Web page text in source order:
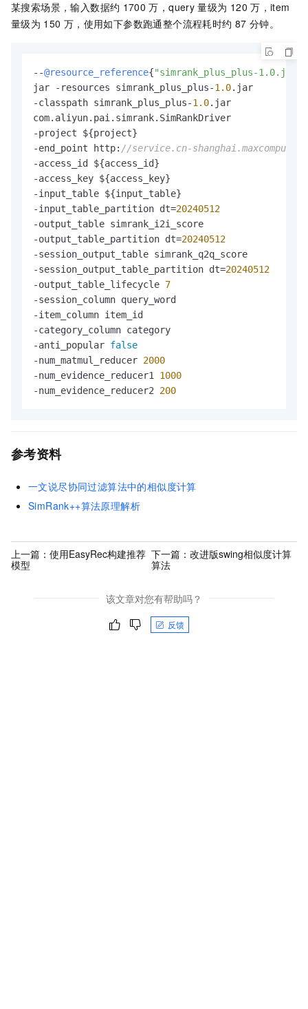
某搜索场景，输入数据约 1700 万，query 量级为 120 万，item
量级为 150 万，使用如下参数跑通整个流程耗时约 87 分钟。
--@resource_reference{"simrank_plus_plus-1.0.jar"
jar -resources simrank_plus_plus-1.0.jar
-classpath simrank_plus_plus-1.0.jar
com.aliyun.pai.simrank.SimRankDriver
-project ${project}
-end_point http: //service.cn-
-access_id ${access_id}
-access_key ${access_key}
-input_table ${input_table}
-input_table_partition dt=20240512
-output_table simrank_i2i_score
-output_table_partition dt=20240512
-session_output_table simrank_q2q_score
-session_output_table_partition dt=20240512
-output_table_lifecycle 7
-session_column query_word
-item_column item_id
-category_column category
-anti_popular false
-num_matmul_reducer 2000
-num_evidence_reducer1 1000
-num_evidence_reducer2 200
参考资料
一文说尽协同过滤算法中的相似度计算
SimRank++算法原理解析
上一篇： 使用EasyRec构建推荐
模型
下一篇：改进版swing相似度计算
算法
该文章对您有帮助吗？
反馈